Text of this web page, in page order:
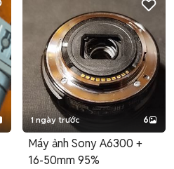
1 ngày trước 6
Máy ảnh Sony A6300 +
16-50mm 95%